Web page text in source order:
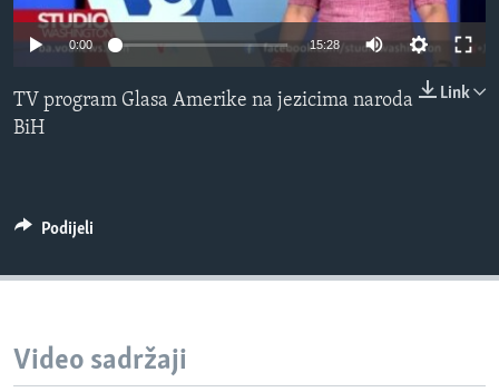
MAGAZIN
O GLASU AMERIKE
Learning English
Jezici
0:00 15:28
Link
TV program Glasa Amerike na jezicima naroda
BiH
Podijeli
Video sadržaji